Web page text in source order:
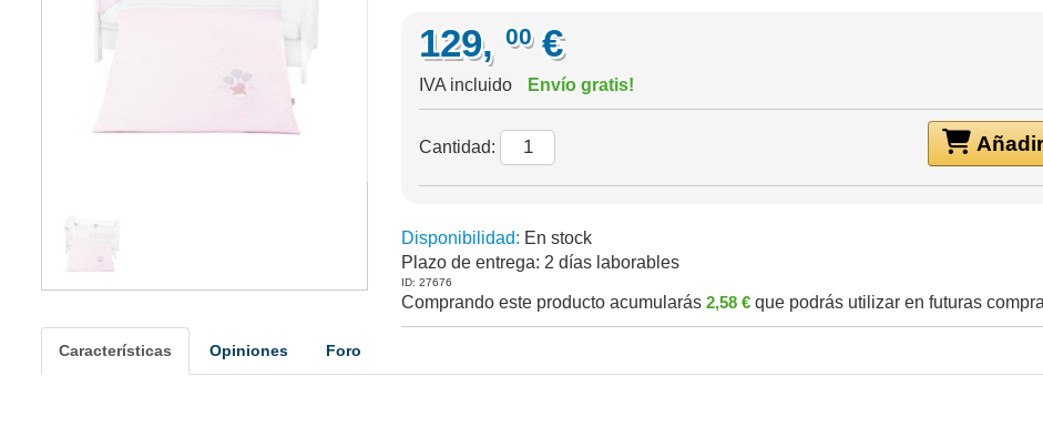
129, 00 €
IVA incluido Envío gratis!
Cantidad:
Disponibilidad: En stock
Plazo de entrega: 2 días laborables
ID: 27676
Comprando este producto acumularás 2,58 € que podrás utilizar en futuras
Características Opiniones Foro